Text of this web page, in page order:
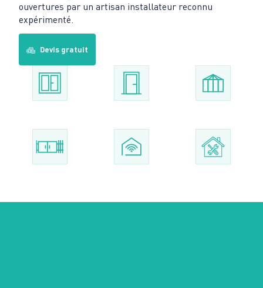
ouvertures par un artisan installateur reconnu
expérimenté.
Devis gratuit